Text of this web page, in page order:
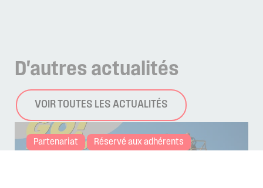
D'autres actualités
VOIR TOUTES LES ACTUALITÉS
Partenariat Réservé aux adhérents